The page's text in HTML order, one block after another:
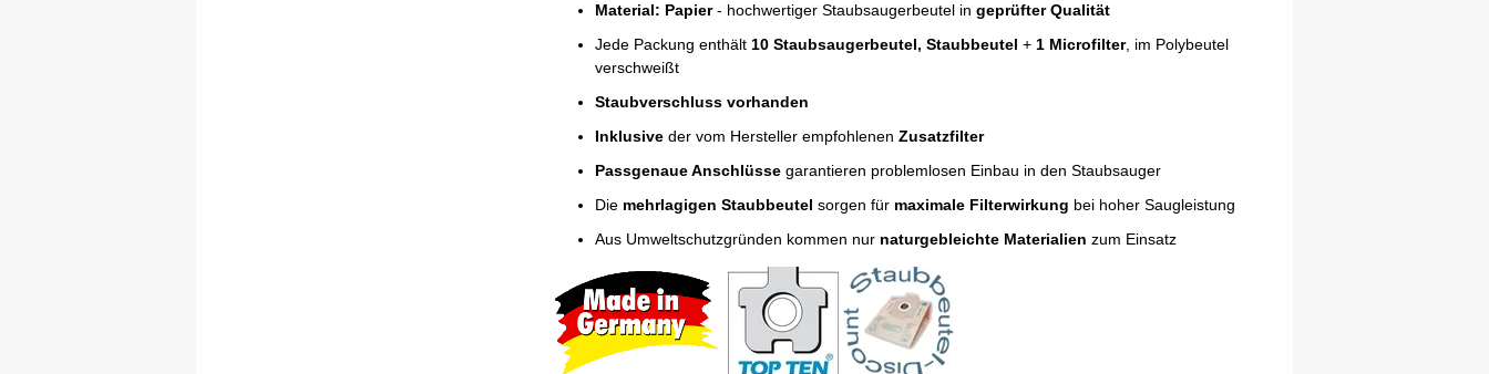
Material: Papier- hochwertiger Staubsaugerbeutel in geprüfter Qualität
Jede Packung enthält 10 Staubsaugerbeutel, Staubbeutel + 1 Microfilter, im Polybeutel
verschweißt
Staubverschluss vorhanden
Inklusive der vom Hersteller empfohlenen Zusatzfilter
Passgenaue Anschlüsse garantieren problemlosen Einbau in den Staubsauger
Die mehrlagigen Staubbeutel sorgen für maximale Filterwirkung bei hoher Saugleistung
Aus Umweltschutzgründen kommen nur naturgebleichte Materialien zum Einsatz